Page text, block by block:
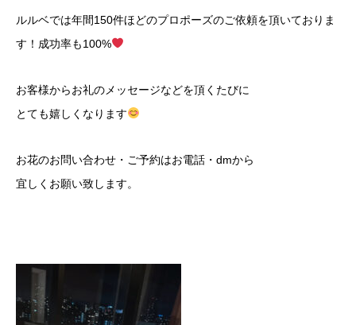
ルルベでは年間150件ほどのプロポーズのご依頼を頂いておりま
す！成功率も100%
お客様からお礼のメッセージなどを頂くたびに
とても嬉しくなります
お花のお問い合わせ・ご予約はお電話・dmから
宜しくお願い致します。